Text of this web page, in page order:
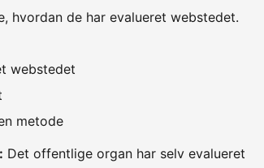
hvordan de har evalueret webstedet.
webstedet
metode
Det offentlige organ har selv evalueret